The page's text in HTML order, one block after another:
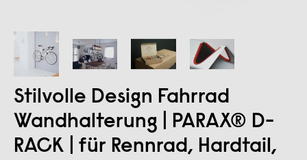
Stilvolle Design Fahrrad
Wandhalterung | PARAX® D-
RACK | für Rennrad, Hardtail,